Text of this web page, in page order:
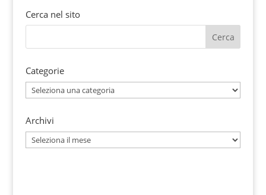
Cerca nel sito
Categorie
Categorie
Archivi
Archivi